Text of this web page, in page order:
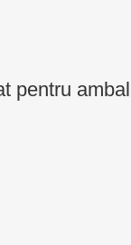
pentru